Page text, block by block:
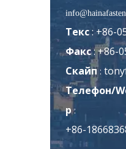
Текс: +86-
Факс: +86-
Скайп :
Телефон/
p :
+86-